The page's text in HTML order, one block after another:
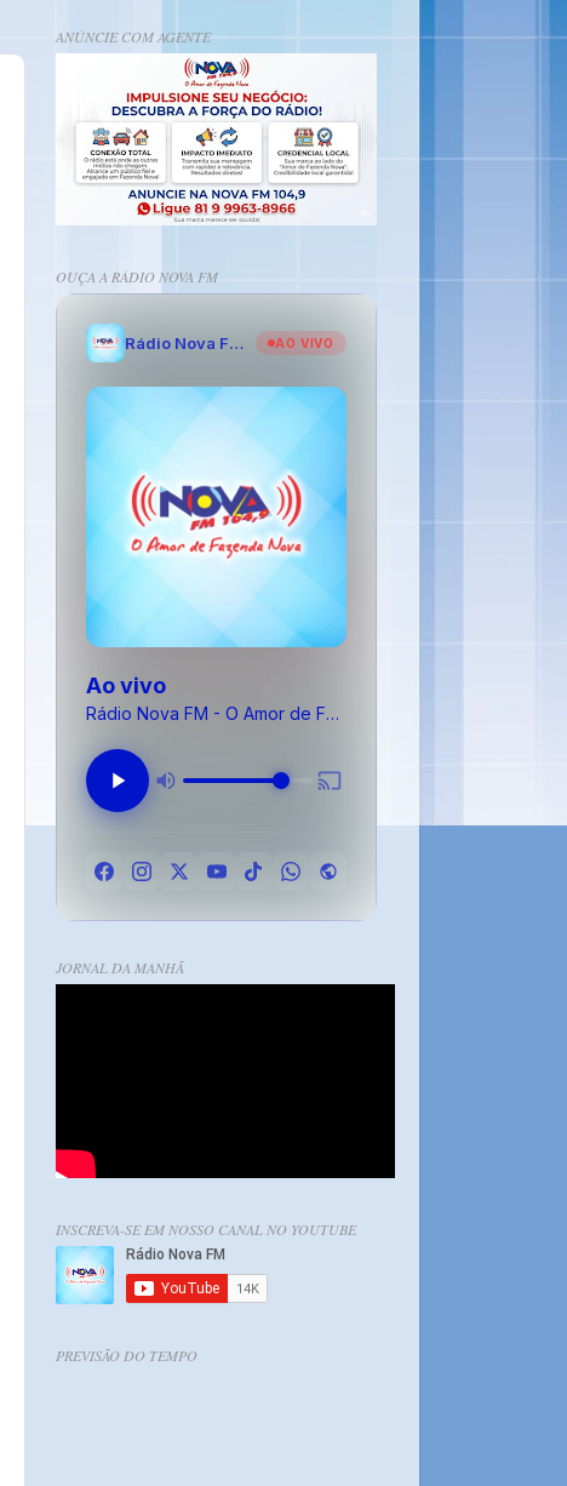
ANÚNCIE COM AGENTE
OUÇA A RÁDIO NOVA FM
Rádio Nova FM - O Amor de Fazenda Nova AO VIVO
Ao vivo
Rádio Nova FM - O Amor de Fazenda Nova
JORNAL DA MANHÃ
INSCREVA-SE EM NOSSO CANAL NO YOUTUBE
PREVISÃO DO TEMPO